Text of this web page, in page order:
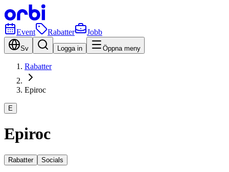
Event Rabatter Jobb
Sv Logga in Öppna meny
Rabatter
Epiroc
E
Epiroc
Rabatter Socials